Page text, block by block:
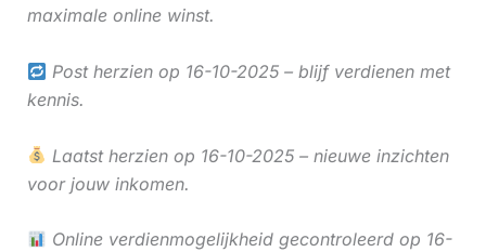
maximale online winst.
Post herzien op 16-10-2025 – blijf verdienen met
kennis.
Laatst herzien op 16-10-2025 – nieuwe inzichten
voor jouw inkomen.
Online verdienmogelijkheid gecontroleerd op 16-